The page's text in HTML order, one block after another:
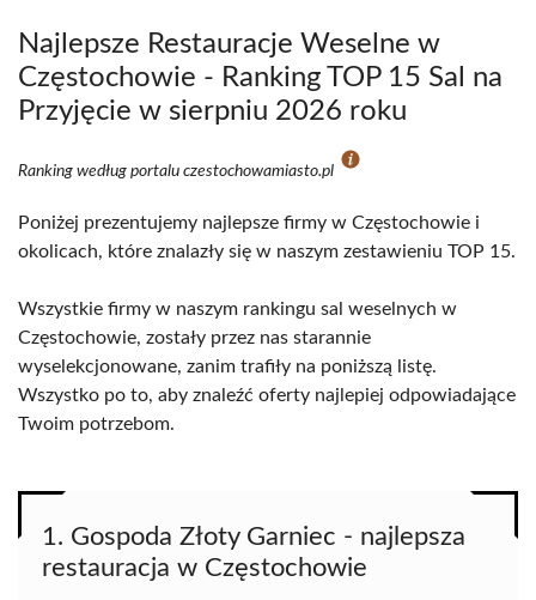
Najlepsze Restauracje Weselne w
Częstochowie - Ranking TOP 15 Sal na
Przyjęcie w sierpniu 2026 roku
Ranking według portalu czestochowamiasto.pl
Poniżej prezentujemy najlepsze firmy w Częstochowie i
okolicach, które znalazły się w naszym zestawieniu TOP 15.
Wszystkie firmy w naszym rankingu sal weselnych w
Częstochowie, zostały przez nas starannie
wyselekcjonowane, zanim trafiły na poniższą listę.
Wszystko po to, aby znaleźć oferty najlepiej odpowiadające
Twoim potrzebom.
1. Gospoda Złoty Garniec - najlepsza
restauracja w Częstochowie